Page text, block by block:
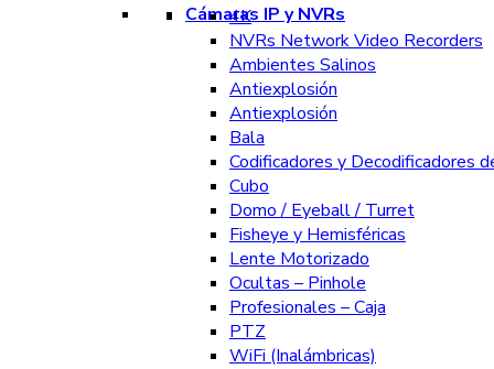
Cámaras IP y NVRs
4K
NVRs Network Video Recorders
Ambientes Salinos
Antiexplosión
Antiexplosión
Bala
Codificadores y Decodificadores
Cubo
Domo / Eyeball / Turret
Fisheye y Hemisféricas
Lente Motorizado
Ocultas – Pinhole
Profesionales – Caja
PTZ
WiFi (Inalámbricas)